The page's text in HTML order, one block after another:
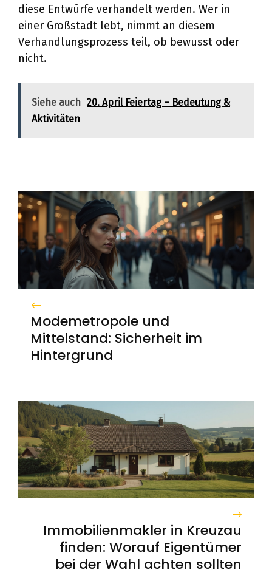
diese Entwürfe verhandelt werden. Wer in
einer Großstadt lebt, nimmt an diesem
Verhandlungsprozess teil, ob bewusst oder
nicht.
Siehe auch 20. April Feiertag – Bedeutung &
Aktivitäten
Modemetropole und
Mittelstand: Sicherheit im
Hintergrund
Immobilienmakler in Kreuzau
finden: Worauf Eigentümer
bei der Wahl achten sollten